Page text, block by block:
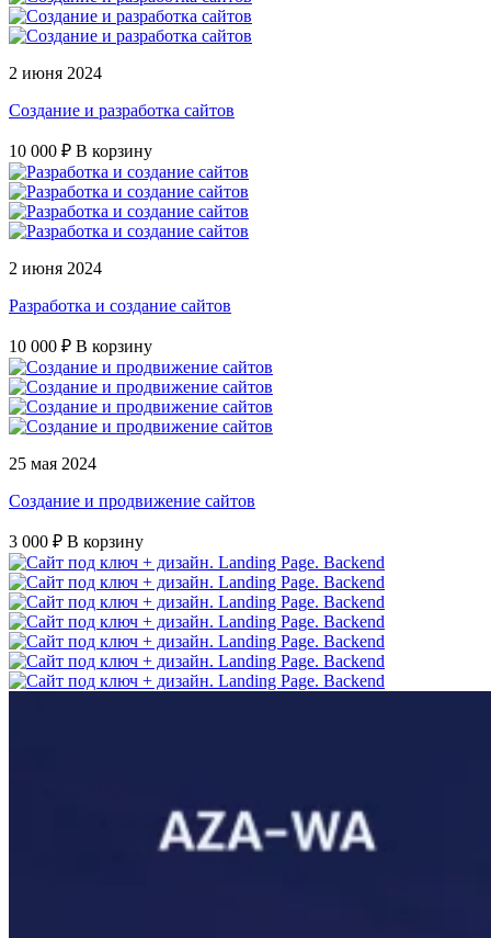
2 июня 2024
Создание и разработка сайтов
10 000 ₽ В корзину
2 июня 2024
Разработка и создание сайтов
10 000 ₽ В корзину
25 мая 2024
Создание и продвижение сайтов
3 000 ₽ В корзину